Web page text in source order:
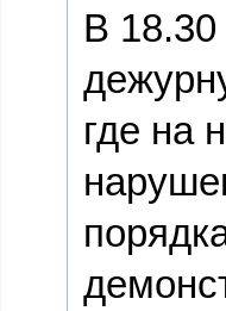
В
где на